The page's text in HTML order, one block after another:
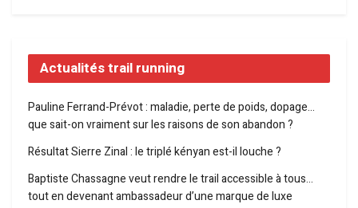
Actualités trail running
Pauline Ferrand-Prévot : maladie, perte de poids, dopage…
que sait-on vraiment sur les raisons de son abandon ?
Résultat Sierre Zinal : le triplé kényan est-il louche ?
Baptiste Chassagne veut rendre le trail accessible à tous…
tout en devenant ambassadeur d’une marque de luxe